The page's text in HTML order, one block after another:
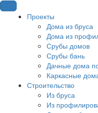
Проекты
Дома из бруса
Дома из
Срубы домов
Срубы бань
Дачные дома
Каркасные
Строительство
Из бруса
Из